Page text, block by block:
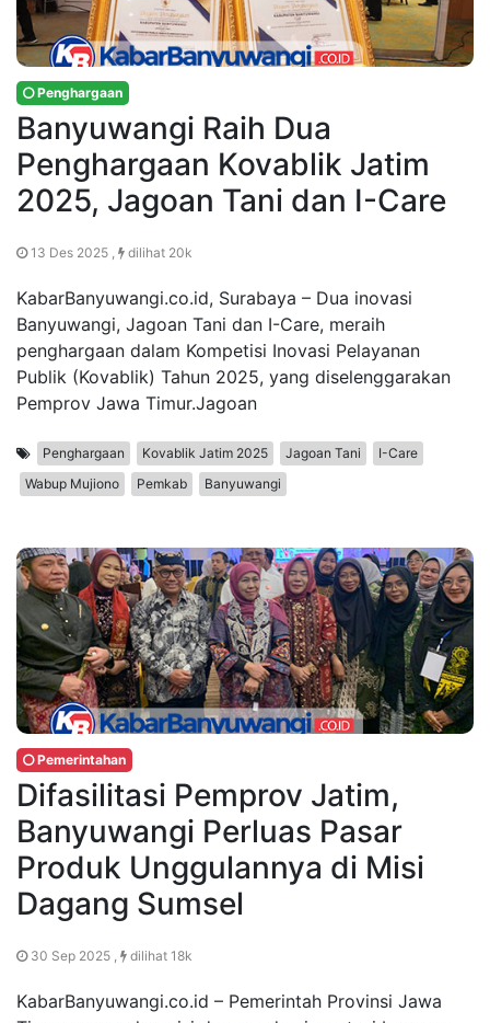
Penghargaan
Banyuwangi Raih Dua
Penghargaan Kovablik Jatim
2025, Jagoan Tani dan I-Care
13 Des 2025 , dilihat 20k
KabarBanyuwangi.co.id, Surabaya – Dua inovasi
Banyuwangi, Jagoan Tani dan I-Care, meraih
penghargaan dalam Kompetisi Inovasi Pelayanan
Publik (Kovablik) Tahun 2025, yang diselenggarakan
Pemprov Jawa Timur.Jagoan
Penghargaan Kovablik Jatim 2025 Jagoan Tani
I-Care
Wabup Mujiono
Pemkab Banyuwangi
Pemerintahan
Difasilitasi Pemprov Jatim,
Banyuwangi Perluas Pasar
Produk Unggulannya di Misi
Dagang Sumsel
30 Sep 2025 , dilihat 18k
KabarBanyuwangi.co.id – Pemerintah Provinsi Jawa